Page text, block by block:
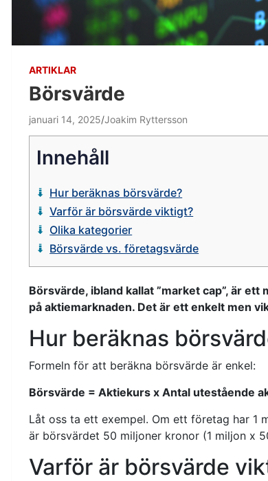
ARTIKLAR
Börsvärde
januari 14, 2025 Joakim Ryttersson
Innehåll
Hur beräknas börsvärde?
Varför är börsvärde viktigt?
Olika kategorier
Börsvärde vs. företagsvärde
Börsvärde, ibland kallat ”market cap”, är
på aktiemarknaden. Det är ett enkelt men
Hur beräknas
Formeln för att beräkna börsvärde är enkel:
Börsvärde = Aktiekurs x Antal utestående
Låt oss ta ett exempel. Om ett företag har 1
är börsvärdet 50 miljoner kronor (1 miljon x
Varför är börsvärde